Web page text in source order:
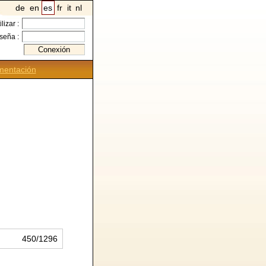
de en es fr it nl
:
:
450/1296